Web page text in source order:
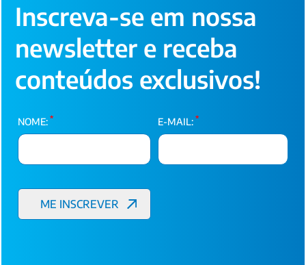
Inscreva-se em nossa
newsletter e receba
conteúdos exclusivos!
NOME: * E-MAIL: *